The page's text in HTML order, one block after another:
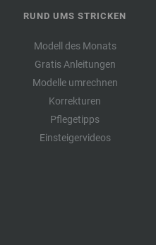
RUND UMS STRICKEN
Modell des Monats
Gratis Anleitungen
Modelle umrechnen
Korrekturen
Pflegetipps
Einsteigervideos